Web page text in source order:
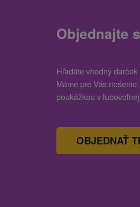
Objednajte
Hľadáte vhodný
Máme pre Vás
poukážkou v
OBJEDNAŤ